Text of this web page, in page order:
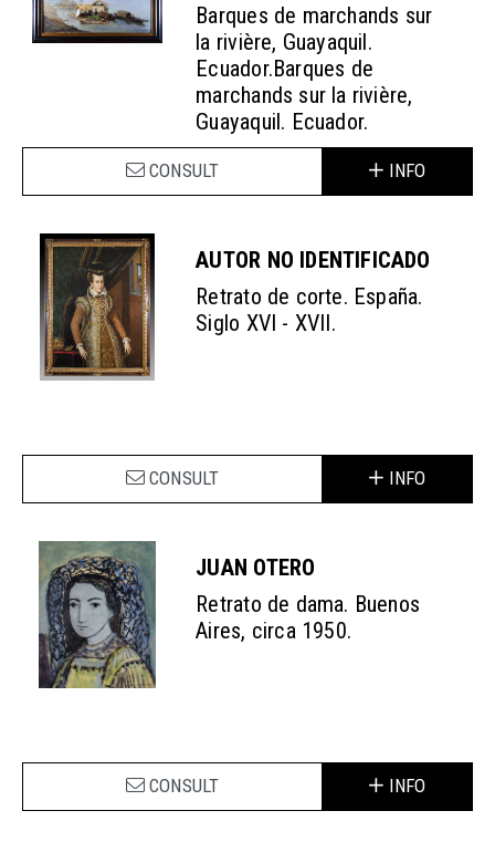
Barques de marchands sur
la rivière, Guayaquil.
Ecuador.Barques de
marchands sur la rivière,
Guayaquil. Ecuador.
CONSULT INFO
AUTOR NO IDENTIFICADO
Retrato de corte. España.
Siglo XVI - XVII.
CONSULT INFO
JUAN OTERO
Retrato de dama. Buenos
Aires, circa 1950.
CONSULT INFO